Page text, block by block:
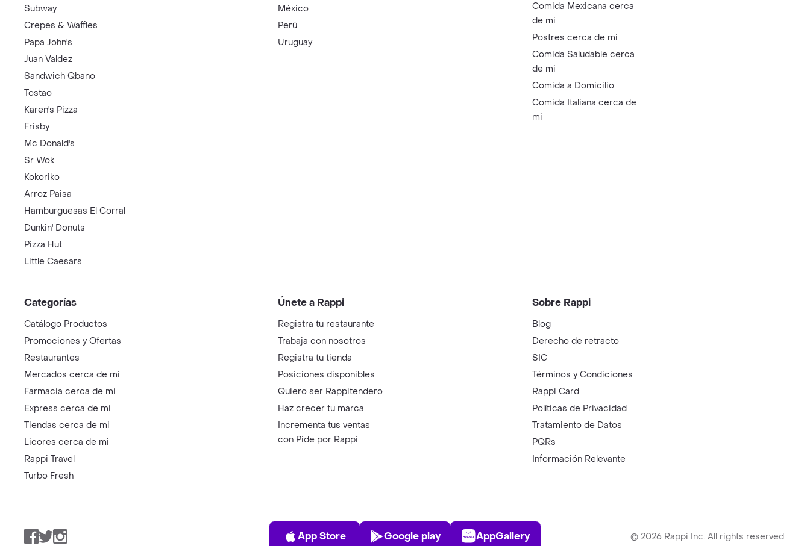
Subway
Crepes & Waffles
Papa John's
Juan Valdez
Sandwich Qbano
Tostao
Karen's Pizza
Frisby
Mc Donald's
Sr Wok
Kokoriko
Arroz Paisa
Hamburguesas El Corral
Dunkin' Donuts
Pizza Hut
Little Caesars
México
Perú
Uruguay
Comida Mexicana cerca
de mi
Postres cerca de mi
Comida Saludable cerca
de mi
Comida a Domicilio
Comida Italiana cerca de
mi
Categorías
Catálogo Productos
Promociones y Ofertas
Restaurantes
Mercados cerca de mi
Farmacia cerca de mi
Express cerca de mi
Tiendas cerca de mi
Licores cerca de mi
Rappi Travel
Turbo Fresh
Únete a Rappi
Registra tu restaurante
Trabaja con nosotros
Registra tu tienda
Posiciones disponibles
Quiero ser Rappitendero
Haz crecer tu marca
Incrementa tus ventas
con Pide por Rappi
Sobre Rappi
Blog
Derecho de retracto
SIC
Términos y Condiciones
Rappi Card
Políticas de Privacidad
Tratamiento de Datos
PQRs
Información Relevante
Facebook
TwitterInstagram
App Store
App Store
Play Store
Google play
AppGallery
AppGallery © 2026 Rappi Inc. All rights reserved.